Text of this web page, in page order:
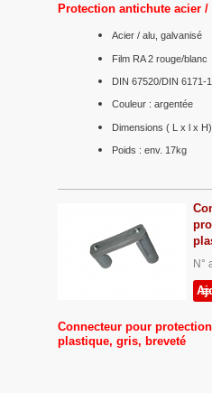
Protection antichute acier
Acier / alu, galvanisé
Film RA 2 rouge/blanc
DIN 67520/DIN 6171-1
Couleur : argentée
Dimensions ( L x l x
Poids : env. 17kg
N°
Connecteur pour
plastique, gris, breveté